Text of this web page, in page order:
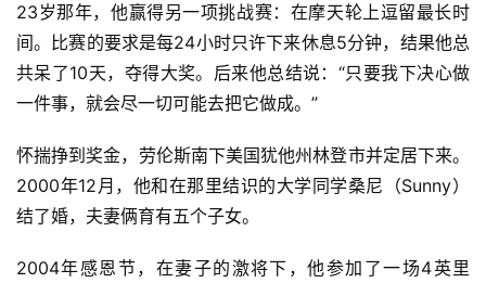
户
精
选
动
集
23岁那年，他赢得另一项挑战赛：在摩天轮上逗留最长时
间。比赛的要求是每24小时只许下来休息5分钟，结果他总
共呆了10天，夺得大奖。后来他总结说：“只要我下决心做
一件事，就会尽一切可能去把它做成。”
怀揣挣到奖金，劳伦斯南下美国犹他州林登市并定居下来。
2000年12月，他和在那里结识的大学同学桑尼（Sunny）
结了婚，夫妻俩育有五个子女。
2004年感恩节，在妻子的激将下，他参加了一场4英里